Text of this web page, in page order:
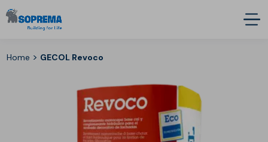
Home > GECOL Revoco